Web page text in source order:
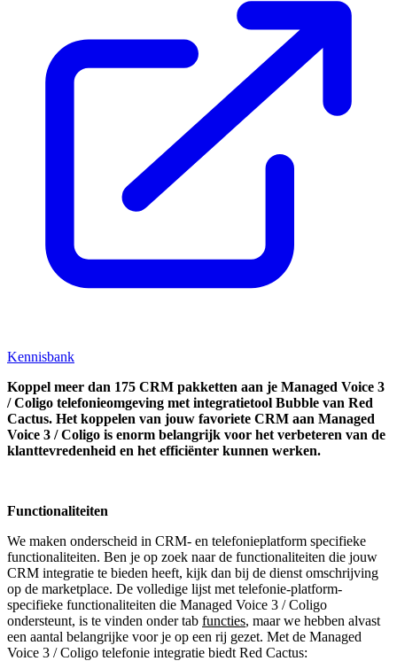
Kennisbank
Koppel meer dan 175 CRM pakketten aan je Managed Voice 3
/ Coligo telefonieomgeving met integratietool Bubble van Red
Cactus. Het koppelen van jouw favoriete CRM aan Managed
Voice 3 / Coligo is enorm belangrijk voor het verbeteren van de
klanttevredenheid en het efficiënter kunnen werken.
Functionaliteiten
We maken onderscheid in CRM- en telefonieplatform specifieke
functionaliteiten. Ben je op zoek naar de functionaliteiten die jouw
CRM integratie te bieden heeft, kijk dan bij de dienst omschrijving
op de marketplace. De volledige lijst met telefonie-platform-
specifieke functionaliteiten die Managed Voice 3 / Coligo
ondersteunt, is te vinden onder tab functies, maar we hebben alvast
een aantal belangrijke voor je op een rij gezet. Met de Managed
Voice 3 / Coligo telefonie integratie biedt Red Cactus: